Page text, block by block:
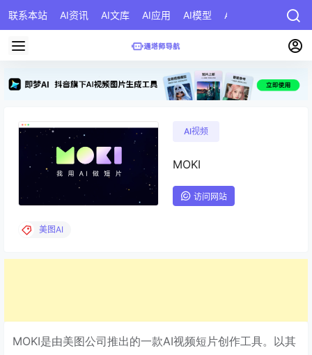
联系本站 AI资讯 AI文库 AI应用 AI模型 AI公司 AI提示词
AI视频
MOKI
访问网站
美图AI
MOKI是由美图公司推出的一款AI视频短片创作工具。以其